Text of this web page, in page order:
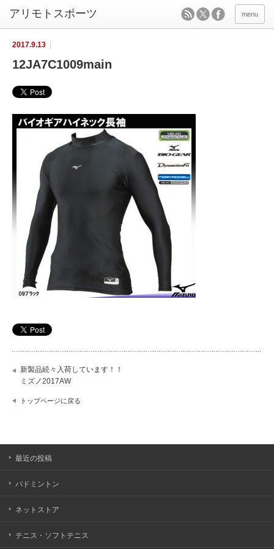
menu
2017.9.13
12JA7C1009main
新製品続々入荷しています！！
ミズノ2017AW
トップページに戻る
最近の投稿
バドミントン
ネットストア
テニス・ソフトテニス